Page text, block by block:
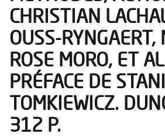
CHRISTIAN
OUSS-RYNGAERT,
ROSE MORO, ET
PRÉFACE DE
TOMKIEWICZ.
312 P.